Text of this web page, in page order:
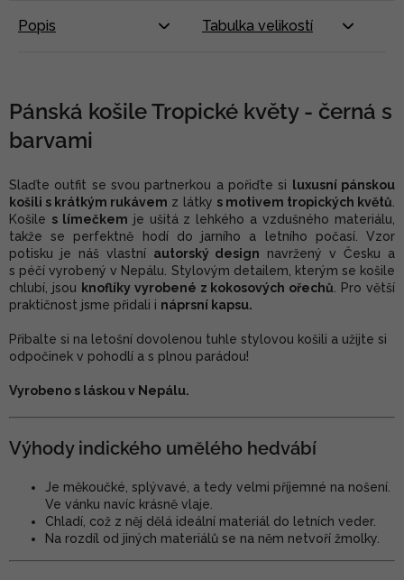
Popis Tabulka velikostí
Pánská košile Tropické květy - černá s
barvami
Slaďte outfit se svou partnerkou a pořiďte si
luxusní pánskou
košili s krátkým rukávem z látky s motivem tropických květů
Košile s límečkem je ušitá z lehkého a vzdušného materiálu,
takže se perfektně hodí do jarního a letního počasí. Vzor
potisku je náš vlastní autorský design navržený v Česku a
s péčí vyrobený v Nepálu. Stylovým detailem, kterým se košile
chlubí, jsou knoflíky vyrobené z kokosových ořechů . Pro větší
praktičnost jsme přidali i náprsní kapsu.
Přibalte si na letošní dovolenou tuhle stylovou košili a užijte si
odpočinek v pohodlí a s plnou parádou!
Vyrobeno s láskou v Nepálu.
Výhody indického umělého hedvábí
Je měkoučké, splývavé, a tedy velmi příjemné na nošení.
Ve vánku navíc krásně vlaje.
Chladí, což z něj dělá ideální materiál do letních veder.
Na rozdíl od jiných materiálů se na něm netvoří žmolky.